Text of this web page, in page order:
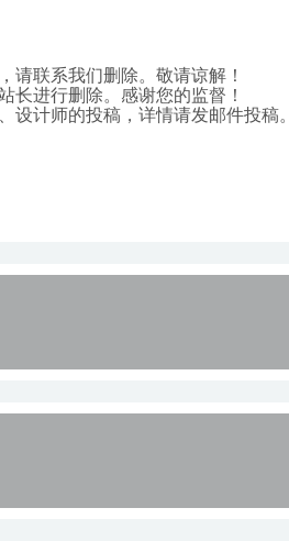
请联系我们删除。敬请谅解！
长进行删除。感谢您的监督！
设计师的投稿，详情请发邮件投稿。